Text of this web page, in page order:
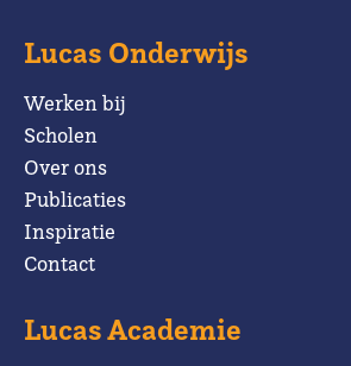
Lucas Onderwijs
Werken bij
Scholen
Over ons
Publicaties
Inspiratie
Contact
Lucas Academie